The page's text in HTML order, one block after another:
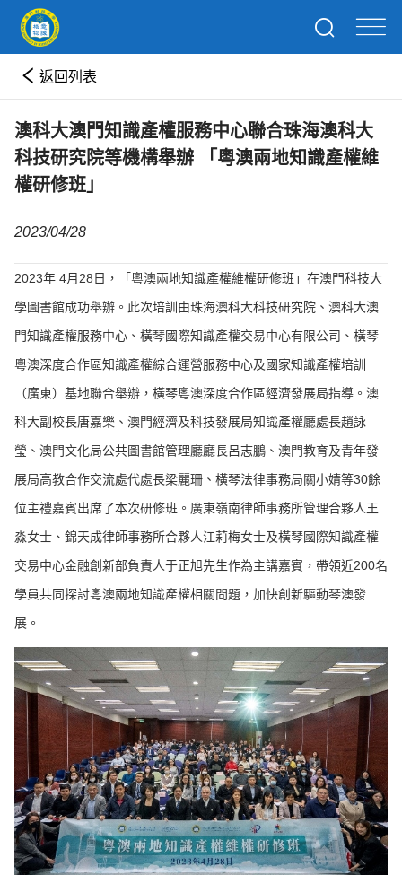
返回列表
澳科大澳門知識產權服務中心聯合珠海澳科大
科技研究院等機構舉辦 「粵澳兩地知識產權維
權研修班」
2023/04/28
2023年 4月28日，「粵澳兩地知識產權維權研修班」在澳門科技大
學圖書館成功舉辦。此次培訓由珠海澳科大科技研究院、澳科大澳
門知識產權服務中心、橫琴國際知識產權交易中心有限公司、橫琴
粵澳深度合作區知識產權綜合運營服務中心及國家知識產權培訓
（廣東）基地聯合舉辦，橫琴粵澳深度合作區經濟發展局指導。澳
科大副校長唐嘉樂、澳門經濟及科技發展局知識產權廳處長趙詠
瑩、澳門文化局公共圖書館管理廳廳長呂志鵬、澳門教育及青年發
展局高教合作交流處代處長梁麗珊、橫琴法律事務局關小婧等30餘
位主禮嘉賓出席了本次研修班。廣東嶺南律師事務所管理合夥人王
淼女士、錦天成律師事務所合夥人江莉梅女士及橫琴國際知識產權
交易中心金融創新部負責人于正旭先生作為主講嘉賓，帶領近200名
學員共同探討粵澳兩地知識產權相關問題，加快創新驅動琴澳發
展。